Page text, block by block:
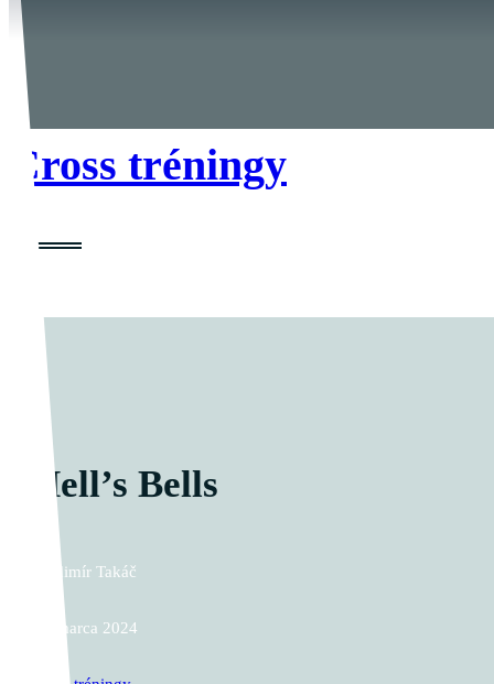
Cross tréningy
Hell’s Bells
Vladimír Takáč
11. marca 2024